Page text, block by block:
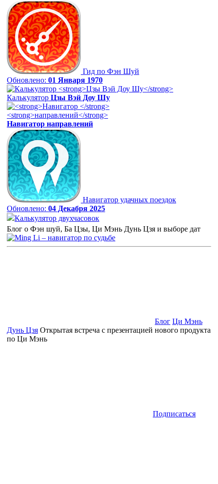
Гид по Фэн Шуй
Обновлено: 01 Января 1970
Калькулятор Цзы Вэй Доу Шу
Навигатор направлений
Навигатор удачных поездок
Обновлено: 04 Декабря 2025
Калькулятор двухчасовок
Блог о Фэн шуй, Ба Цзы, Ци Мэнь Дунь Цзя и выборе дат
Блог Ци Мэнь
Дунь Цзя Открытая встреча с презентацией нового продукта
по Ци Мэнь
Подписаться